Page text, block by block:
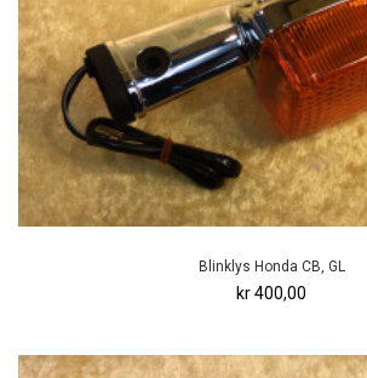
Blinklys Honda CB, GL
kr 400,00